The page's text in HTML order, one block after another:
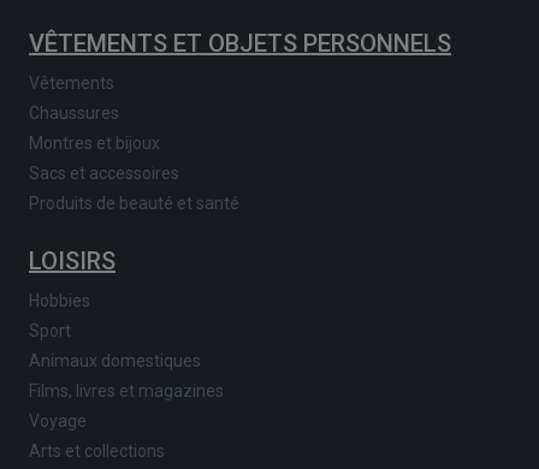
VÊTEMENTS ET OBJETS PERSONNELS
Vêtements
Chaussures
Montres et bijoux
Sacs et accessoires
Produits de beauté et santé
LOISIRS
Hobbies
Sport
Animaux domestiques
Films, livres et magazines
Voyage
Arts et collections